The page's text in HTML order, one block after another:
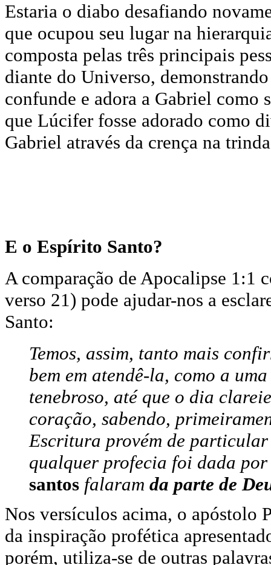
Estaria o diabo desafiando
que ocupou seu lugar na
composta pelas três principais
diante do Universo,
confunde e adora a Gabriel como
que Lúcifer fosse adorado como
Gabriel através da crença na
E o Espírito Santo?
A comparação de Apocalipse 1:1
verso 21) pode ajudar-nos a
Santo:
Temos, assim, tanto mais
bem em atendê-la, como a
tenebroso, até que o dia
coração, sabendo,
Escritura provém de
qualquer profecia foi dada
santos falaram da parte de
Nos versículos acima, o apóstolo
da inspiração profética
porém, utiliza-se de outras